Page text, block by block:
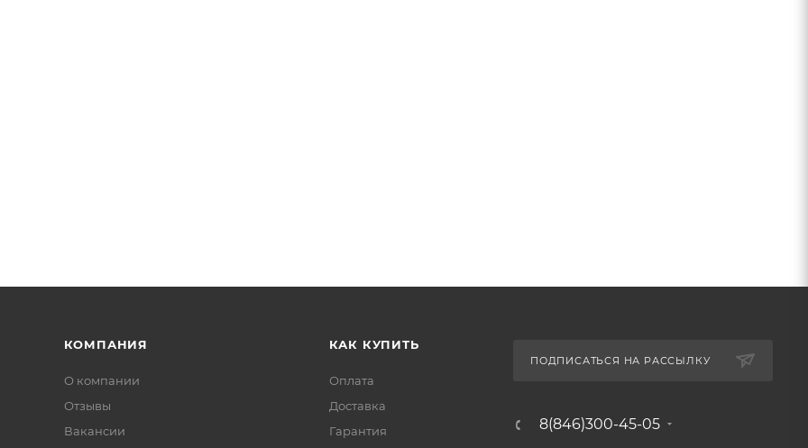
КОМПАНИЯ
О компании
Отзывы
Вакансии
КАК КУПИТЬ
Оплата
Доставка
Гарантия
ПОДПИСАТЬСЯ НА РАССЫЛКУ
8(846)300-45-05